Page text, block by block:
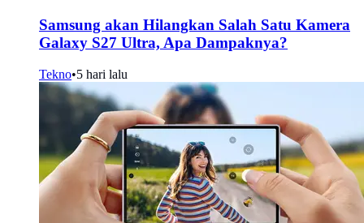
Samsung akan Hilangkan Salah Satu Kamera
Galaxy S27 Ultra, Apa Dampaknya?
Tekno•5 hari lalu